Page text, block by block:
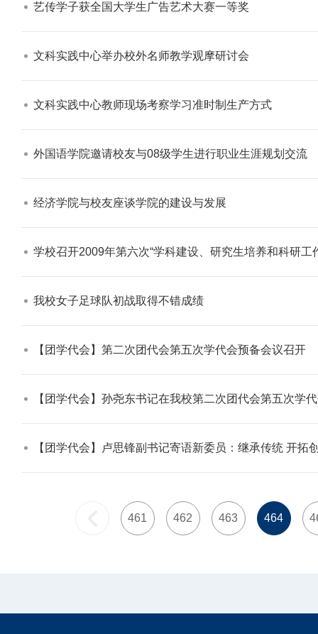
艺传学子获全国大学生广告艺术大赛一等奖​
文科实践中心举办校外名师教学观摩研讨会​
文科实践中心教师现场考察学习准时制生产方式​
外国语学院邀请校友与08级学生进行职业生涯规划交流​
经济学院与校友座谈学院的建设与发展​
学校召开2009年第六次“学科建设、研究生培养和科研工
我校女子足球队初战取得不错成绩​
【团学代会】第二次团代会第五次学代会预备会议召开​
【团学代会】孙尧东书记在我校第二次团代会第五次学
【团学代会】卢思锋副书记寄语新委员：继承传统 开拓
461 462 463 464